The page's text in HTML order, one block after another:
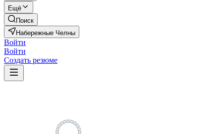
Ещё
Поиск
Набережные Челны
Войти
Войти
Создать резюме